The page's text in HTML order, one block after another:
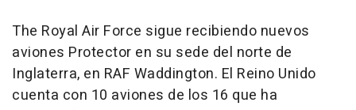
The Royal Air Force sigue recibiendo nuevos
aviones Protector en su sede del norte de
Inglaterra, en RAF Waddington. El Reino Unido
cuenta con 10 aviones de los 16 que ha